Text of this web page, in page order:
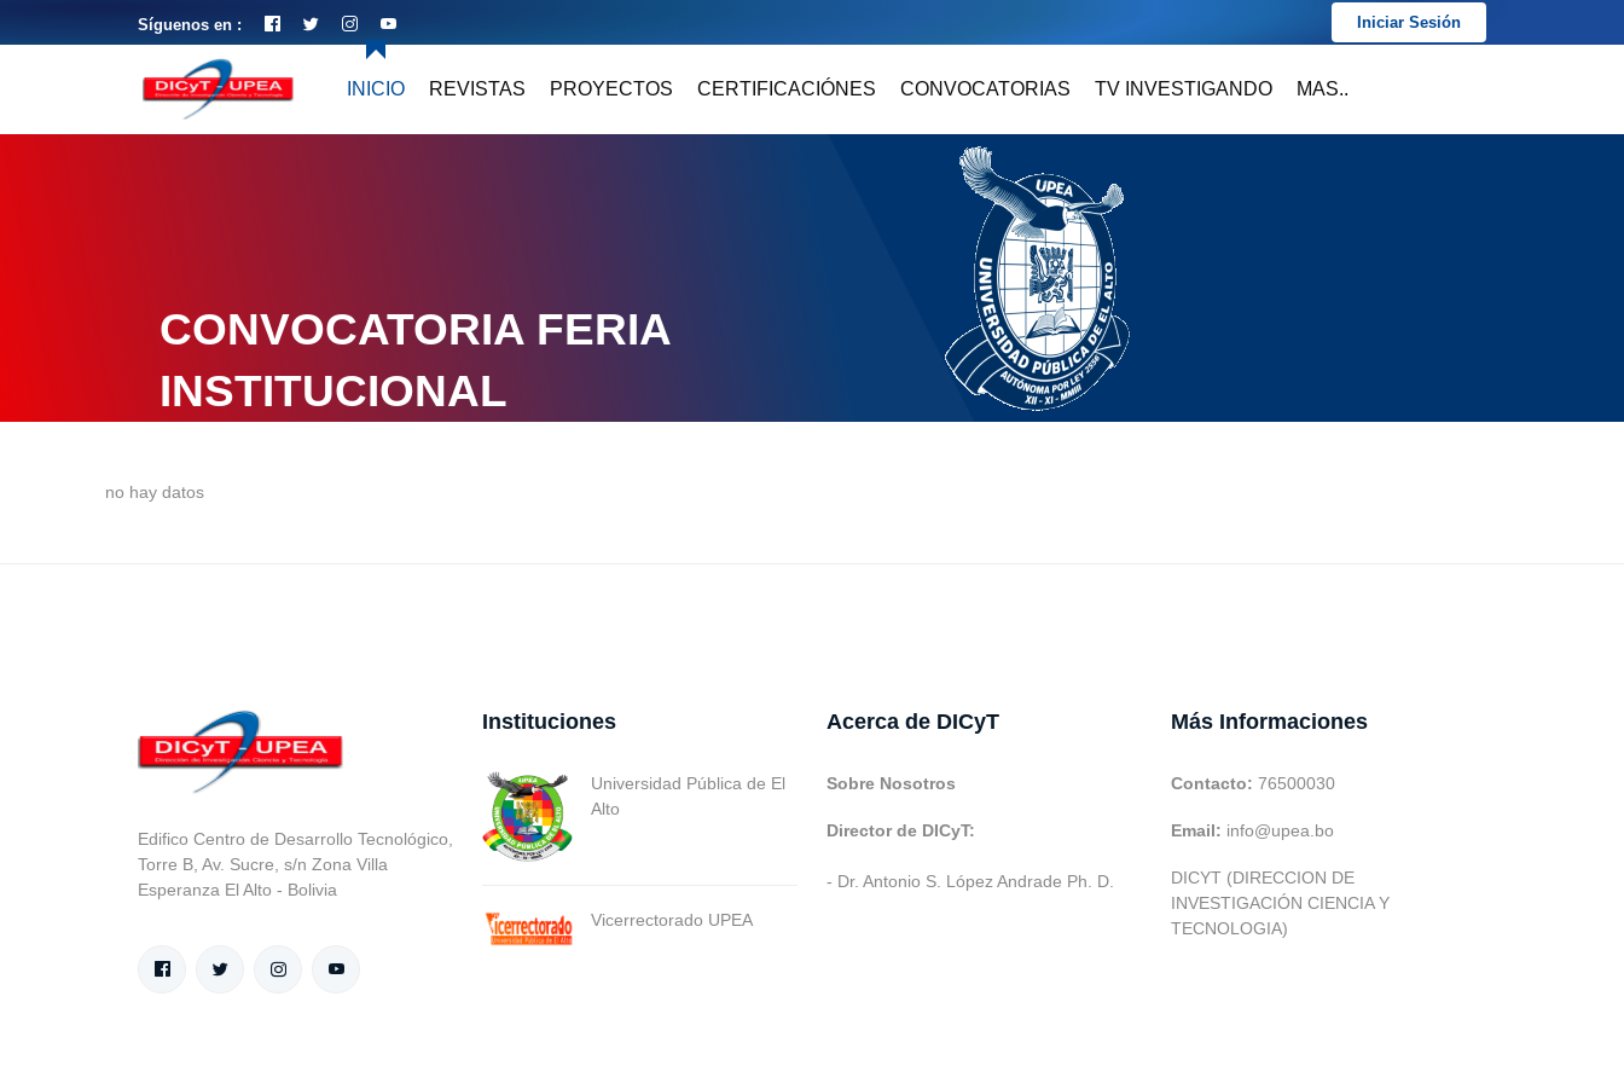
Síguenos en : Iniciar Sesión
INICIO REVISTAS PROYECTOS CERTIFICACIÓNES CONVOCATORIAS TV INVESTIGANDO MAS..
CONVOCATORIA FERIA
INSTITUCIONAL
no hay datos
Edifico Centro de Desarrollo Tecnológico,
Torre B, Av. Sucre, s/n Zona Villa
Esperanza El Alto - Bolivia
Instituciones
Universidad Pública de El
Alto
Vicerrectorado UPEA
Acerca de DICyT
Sobre Nosotros
Director de DICyT:
- Dr. Antonio S. López Andrade Ph. D.
Más Informaciones
Contacto: 76500030
Email: info@upea.bo
DICYT (DIRECCION DE
INVESTIGACIÓN CIENCIA Y
TECNOLOGIA)